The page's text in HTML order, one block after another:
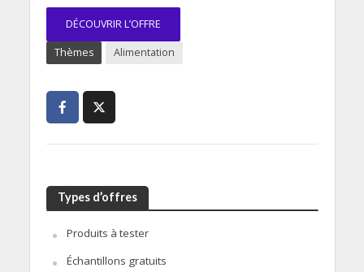
DÉCOUVRIR L’OFFRE
Thèmes Alimentation
Types d’offres
Produits à tester
Échantillons gratuits